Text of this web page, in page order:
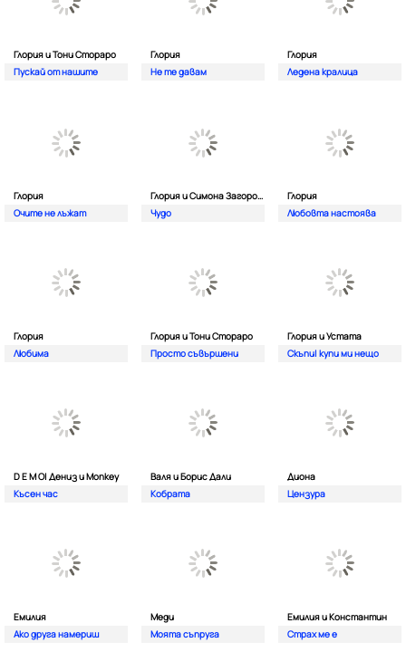
Глория и Тони Стораро
Пускай от нашите
Глория
Не те давам
Глория
Ледена кралица
Глория
Очите не лъжат
Глория и Симона Загорова
Чудо
Глория
Любовта настоява
Глория
Любима
Глория и Тони Стораро
Просто съвършени
Глория и Устата
Скъпи| купи ми нещо
D E M O| Дениз и Monkey
Късен час
Валя и Борис Дали
Кобрата
Диона
Цензура
Емилия
Ако друга намериш
Меди
Моята съпруга
Емилия и Константин
Страх ме е